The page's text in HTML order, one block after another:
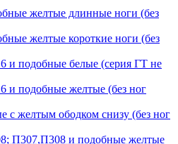
желтые длинные ноги (без
желтые короткие ноги (без
и подобные белые (серия ГТ не
и подобные желтые (без ног
с желтым ободком снизу (без ног
П307,П308 и подобные желтые